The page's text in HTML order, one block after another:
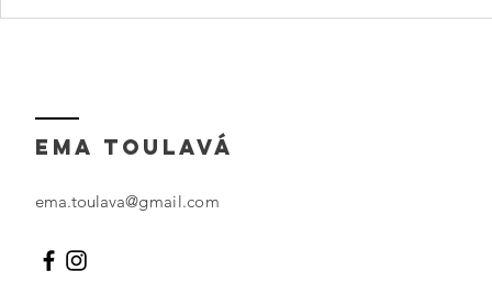
EMA TOULAVÁ
ema.toulava@gmail.com